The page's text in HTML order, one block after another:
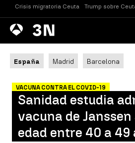
Crisis migratoria Ceuta Trump sobre
Antena
3 Noticias
España Madrid Barcelona
VACUNA CONTRA EL COVID-19
Sanidad estudia
vacuna de
edad entre 40 a 49